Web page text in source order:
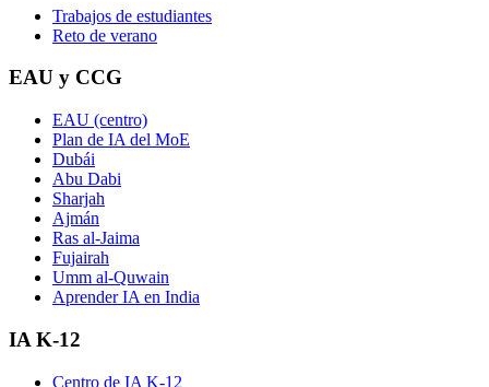
Trabajos de estudiantes
Reto de verano
EAU y CCG
EAU (centro)
Plan de IA del MoE
Dubái
Abu Dabi
Sharjah
Ajmán
Ras al-Jaima
Fujairah
Umm al-Quwain
Aprender IA en India
IA K-12
Centro de IA K-12